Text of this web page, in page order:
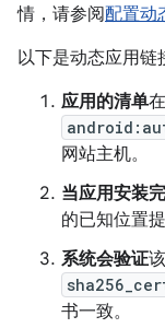
情，请参阅配置动
以下是动态应用链
应用的清单
网站主机。
当应用安装
的已知位置
系统会验证
书一致。